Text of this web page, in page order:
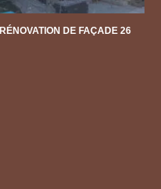
RÉNOVATION DE FAÇADE 26